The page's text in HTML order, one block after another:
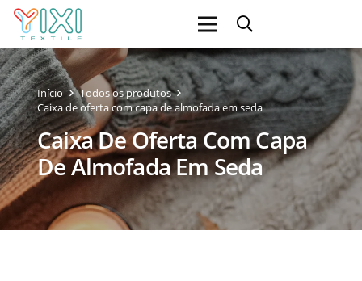
Início
Todos os produtos
Caixa de oferta com capa de almofada em seda
Caixa De Oferta Com Capa
De Almofada Em Seda